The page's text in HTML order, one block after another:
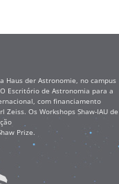
Haus der Astronomie, no campus
Escritório de Astronomia para a
com financiamento
Zeiss. Os Workshops Shaw-IAU de
Prize.